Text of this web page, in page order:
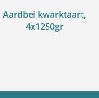
Aardbei kwarktaart,
4x1250gr